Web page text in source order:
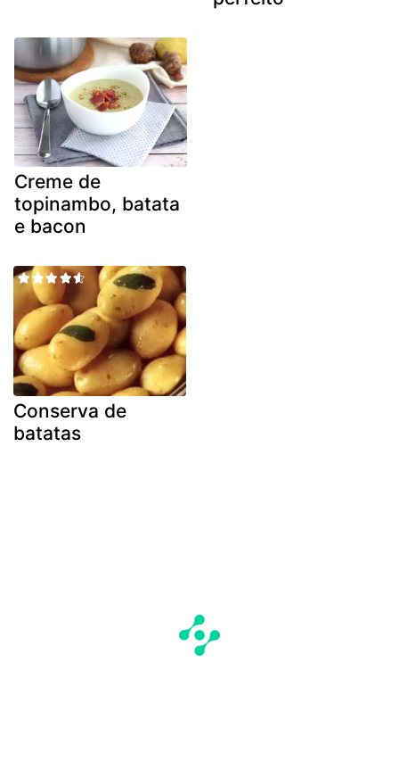
Creme de
topinambo, batata
e bacon
Conserva de
batatas